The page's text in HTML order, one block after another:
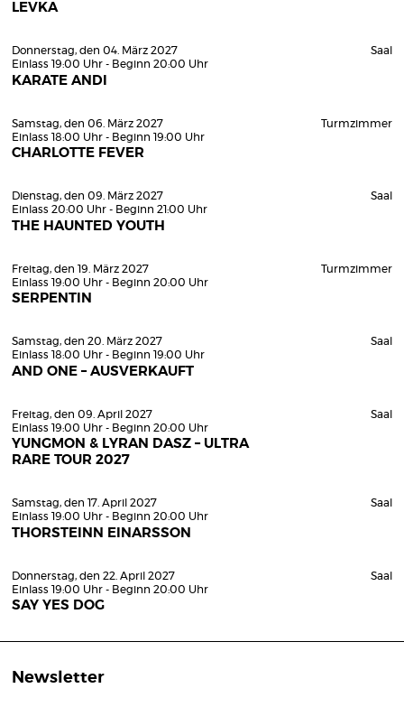
LEVKA
Donnerstag, den 04. März 2027
Einlass 19:00 Uhr - Beginn 20:00 Uhr
KARATE ANDI
Saal
Samstag, den 06. März 2027
Einlass 18:00 Uhr - Beginn 19:00 Uhr
CHARLOTTE FEVER
Turmzimmer
Dienstag, den 09. März 2027
Einlass 20:00 Uhr - Beginn 21:00 Uhr
THE HAUNTED YOUTH
Saal
Freitag, den 19. März 2027
Einlass 19:00 Uhr - Beginn 20:00 Uhr
SERPENTIN
Turmzimmer
Samstag, den 20. März 2027
Einlass 18:00 Uhr - Beginn 19:00 Uhr
AND ONE – AUSVERKAUFT
Saal
Freitag, den 09. April 2027
Einlass 19:00 Uhr - Beginn 20:00 Uhr
YUNGMON & LYRAN DASZ – ULTRA
RARE TOUR 2027
Saal
Samstag, den 17. April 2027
Einlass 19:00 Uhr - Beginn 20:00 Uhr
THORSTEINN EINARSSON
Saal
Donnerstag, den 22. April 2027
Einlass 19:00 Uhr - Beginn 20:00 Uhr
SAY YES DOG
Saal
Newsletter